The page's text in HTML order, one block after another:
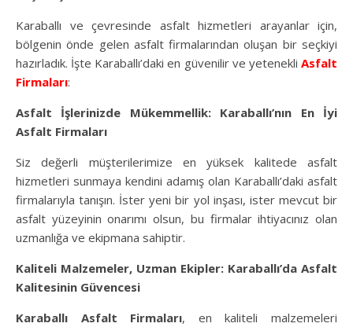
Karaballı ve çevresinde asfalt hizmetleri arayanlar için,
bölgenin önde gelen asfalt firmalarından oluşan bir seçkiyi
hazırladık. İşte Karaballı’daki en güvenilir ve yetenekli Asfalt
Firmaları:
Asfalt İşlerinizde Mükemmellik: Karaballı’nın En İyi
Asfalt Firmaları
Siz değerli müşterilerimize en yüksek kalitede asfalt
hizmetleri sunmaya kendini adamış olan Karaballı’daki asfalt
firmalarıyla tanışın. İster yeni bir yol inşası, ister mevcut bir
asfalt yüzeyinin onarımı olsun, bu firmalar ihtiyacınız olan
uzmanlığa ve ekipmana sahiptir.
Kaliteli Malzemeler, Uzman Ekipler: Karaballı’da Asfalt
Kalitesinin Güvencesi
Karaballı Asfalt Firmaları, en kaliteli malzemeleri